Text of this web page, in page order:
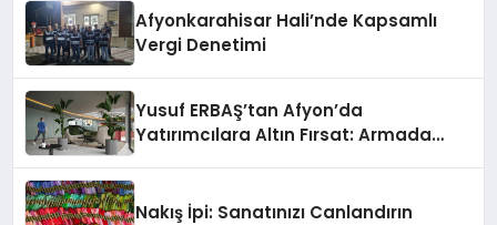
Afyonkarahisar Hali’nde Kapsamlı
Vergi Denetimi
Yusuf ERBAŞ’tan Afyon’da
Yatırımcılara Altın Fırsat: Armada
Nakış İpi: Sanatınızı Canlandırın